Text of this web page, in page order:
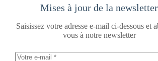
Mises à jour de la newsletter
Saisissez votre adresse e-mail ci-dessous et
vous à notre newsletter